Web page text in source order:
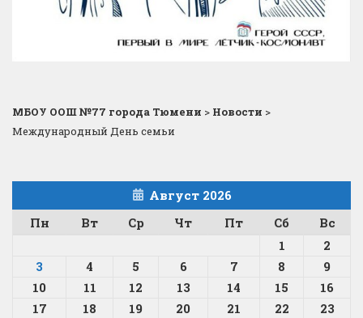
МБОУ ООШ №77 города Тюмени > Новости >
Международный День семьи
Август 2026
Пн
Вт Ср Чт Пт Сб
Вс
1
2
3
4 5 6 7 8
9
10
11 12 13 14 15
16
17
18 19 20 21 22
23